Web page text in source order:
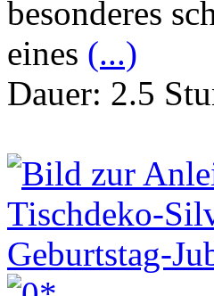
besonderes
eines (...)
Dauer: 2.5